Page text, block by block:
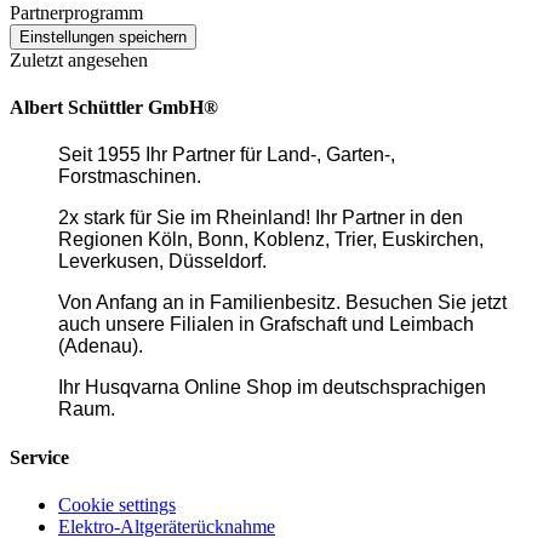
Partnerprogramm
Zuletzt angesehen
Albert Schüttler GmbH®
Seit 1955 Ihr Partner für Land-, Garten-,
Forstmaschinen.
2x stark für Sie im Rheinland! Ihr Partner in den
Regionen Köln, Bonn, Koblenz, Trier, Euskirchen,
Leverkusen, Düsseldorf.
Von Anfang an in Familienbesitz. Besuchen Sie jetzt
auch unsere Filialen in Grafschaft und Leimbach
(Adenau).
Ihr Husqvarna Online Shop im deutschsprachigen
Raum.
Service
Cookie settings
Elektro-Altgeräterücknahme